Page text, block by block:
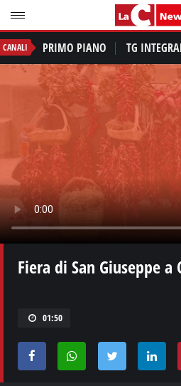
CANALI PRIMO PIANO TG
Fiera di San Giuseppe a
01:50